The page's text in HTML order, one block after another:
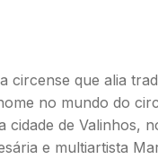
circense que alia
no mundo do
de Valinhos,
e multiartista